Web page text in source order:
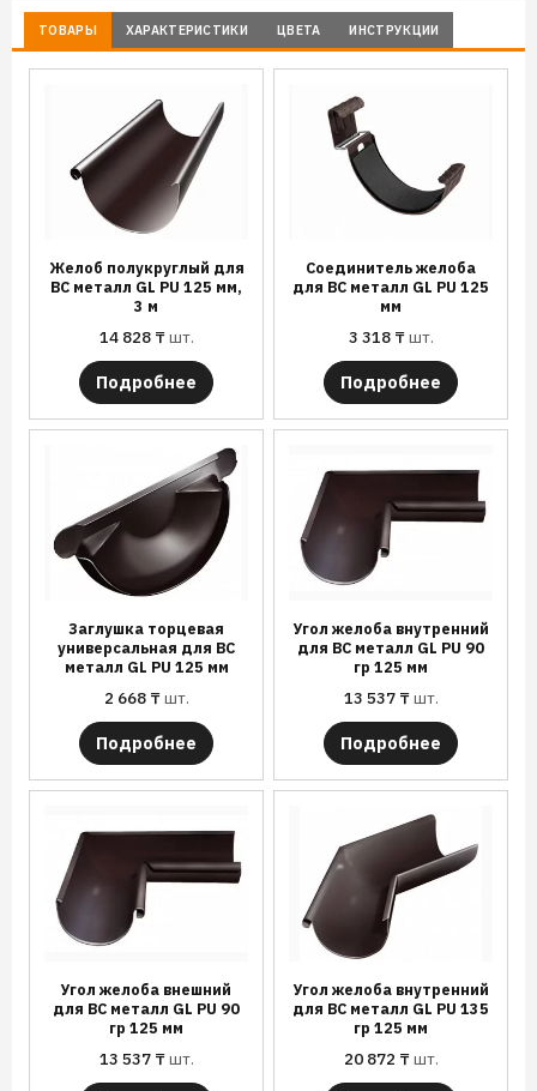
ТОВАРЫ ХАРАКТЕРИСТИКИ ЦВЕТА ИНСТРУКЦИИ
Желоб полукруглый для
ВС металл GL PU 125 мм,
3 м
14 828 ₸шт.
Подробнее
Соединитель желоба
для ВС металл GL PU 125
мм
3 318 ₸шт.
Подробнее
Заглушка торцевая
универсальная для ВС
металл GL PU 125 мм
2 668 ₸шт.
Подробнее
Угол желоба внутренний
для ВС металл GL PU 90
гр 125 мм
13 537 ₸шт.
Подробнее
Угол желоба внешний
для ВС металл GL PU 90
гр 125 мм
13 537 ₸шт.
Угол желоба внутренний
для ВС металл GL PU 135
гр 125 мм
20 872 ₸шт.